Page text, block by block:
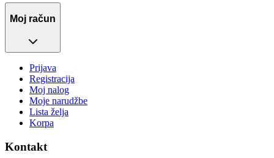
Moj račun
Prijava
Registracija
Moj nalog
Moje narudžbe
Lista želja
Korpa
Kontakt